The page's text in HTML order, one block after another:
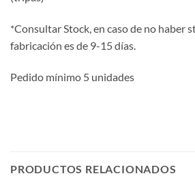
*Consultar Stock, en caso de no haber
fabricación es de 9-15 días.
Pedido mínimo 5 unidades
PRODUCTOS RELACIONADOS